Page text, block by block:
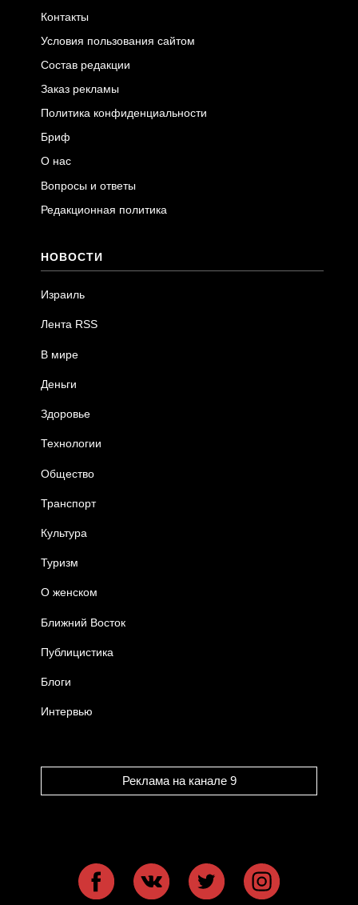
Контакты
Условия пользования сайтом
Состав редакции
Заказ рекламы
Политика конфиденциальности
Бриф
О нас
Вопросы и ответы
Редакционная политика
НОВОСТИ
Израиль
Лента RSS
В мире
Деньги
Здоровье
Технологии
Общество
Транспорт
Культура
Туризм
О женском
Ближний Восток
Публицистика
Блоги
Интервью
Реклама на канале 9